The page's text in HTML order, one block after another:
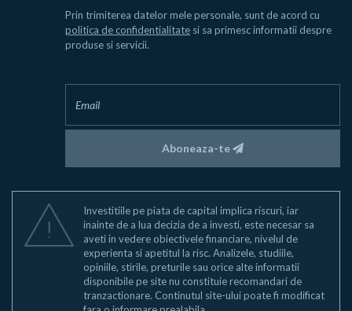
Prin trimiterea datelor mele personale, sunt de acord cu
politica de confidentialitate si sa primesc informatii despre
produse si servicii.
Aboneaza-te
Investitiile pe piata de capital implica riscuri, iar
inainte de a lua decizia de a investi, este necesar sa
aveti in vedere obiectivele financiare, nivelul de
experienta si apetitul la risc. Analizele, studiile,
opiniile, stirile, preturile sau orice alte informatii
disponibile pe site nu constituie recomandari de
tranzactionare. Continutul site-ului poate fi modificat